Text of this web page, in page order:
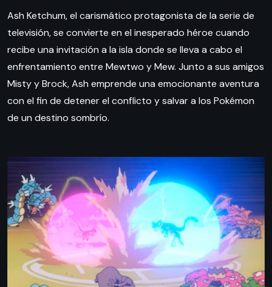
Ash Ketchum, el carismático protagonista de la serie de
televisión, se convierte en el inesperado héroe cuando
recibe una invitación a la isla donde se lleva a cabo el
enfrentamiento entre Mewtwo y Mew. Junto a sus amigos
Misty y Brock, Ash emprende una emocionante aventura
con el fin de detener el conflicto y salvar a los Pokémon
de un destino sombrío.